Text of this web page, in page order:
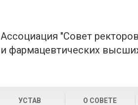
Ассоциация "Совет
и фармацевтических
УСТАВ О СОВЕТЕ